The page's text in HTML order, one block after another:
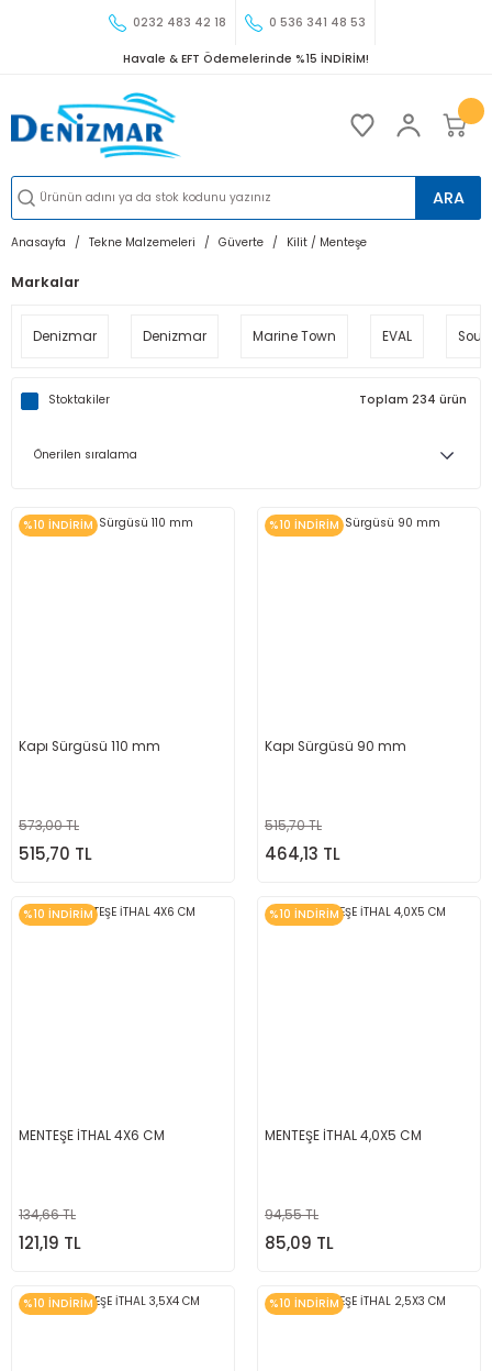
0232 483 42 18 0 536 341 48 53
Havale & EFT Ödemelerinde %15 İNDİRİM!
ARA
Anasayfa Tekne Malzemeleri Güverte Kilit / Menteşe
Markalar
Denizmar Denizmar Marine Town EVAL
Stoktakiler Toplam 234 ürün
%10 İNDİRİM
Kapı Sürgüsü 110 mm
573,00 TL
515,70 TL
%10 İNDİRİM
Kapı Sürgüsü 90 mm
515,70 TL
464,13 TL
%10 İNDİRİM
MENTEŞE İTHAL 4X6 CM
134,66 TL
121,19 TL
%10 İNDİRİM
MENTEŞE İTHAL 4,0X5 CM
94,55 TL
85,09 TL
%10 İNDİRİM %10 İNDİRİM